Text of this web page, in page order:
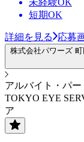
短期OK
詳細を見る 応募
株式会社パワーズ
アルバイト・パー
TOKYO EYE
ア